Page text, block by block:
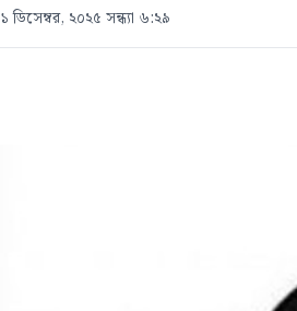
১ ডিসেম্বর, ২০২৫ সন্ধ্যা ৬:২৯